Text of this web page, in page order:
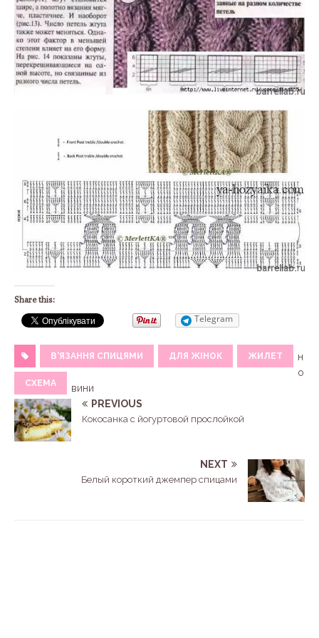
Share this:
Telegram
В'ЯЗАННЯ СПИЦЯМИ ДЛЯ ЖІНОК ЖИЛЕТ
СХЕМА
н
о
вини
PREVIOUS
Кокосанка с йогуртовой прослойкой
NEXT
Белый короткий джемпер спицами